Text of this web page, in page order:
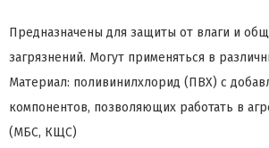
Предназначены для защиты от влаги и
загрязнений. Могут применяться в
Материал: поливинилхлорид (ПВХ) с
компонентов, позволяющих работать в
(МБС, КЩС)